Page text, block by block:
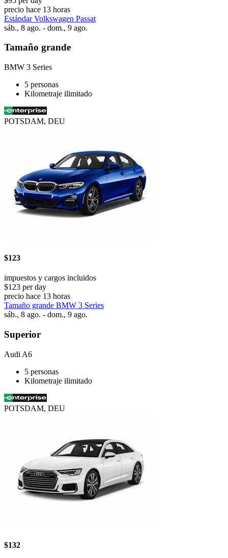
precio hace 13 horas
Estándar Volkswagen Passat
sáb., 8 ago. - dom., 9 ago.
Tamaño grande
BMW 3 Series
5 personas
Kilometraje ilimitado
POTSDAM, DEU
$123
impuestos y cargos incluidos
$123 per day
precio hace 13 horas
Tamaño grande BMW 3 Series
sáb., 8 ago. - dom., 9 ago.
Superior
Audi A6
5 personas
Kilometraje ilimitado
POTSDAM, DEU
$132